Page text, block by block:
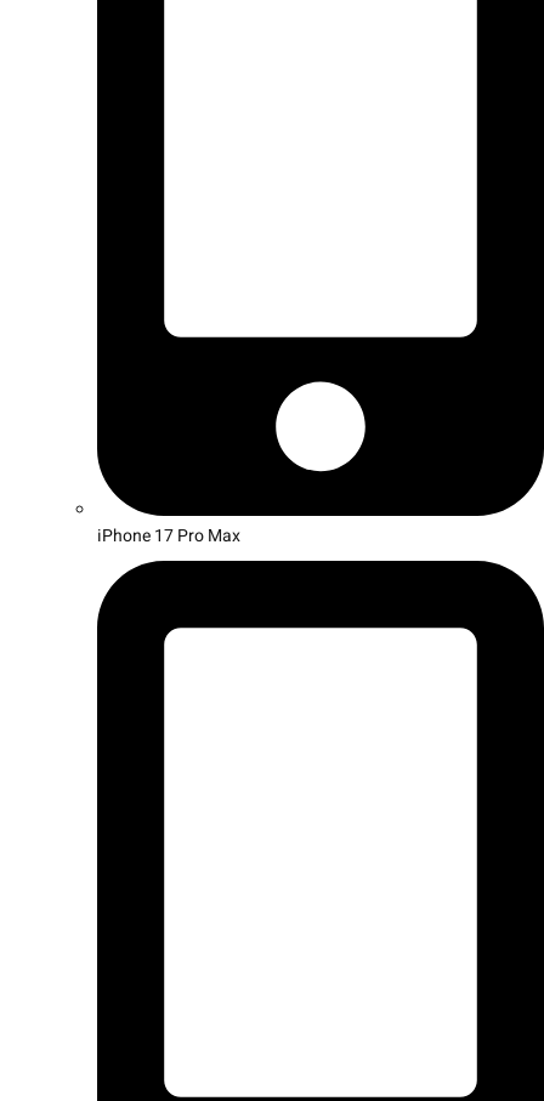
iPhone 17 Pro Max